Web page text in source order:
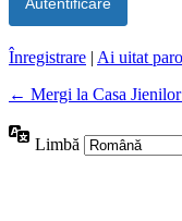
Înregistrare | Ai uitat
← Mergi la Casa
Limbă